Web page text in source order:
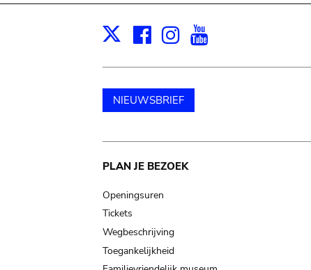
X Facebook
Instagram
NIEUWSBRIEF
Main
navigation
PLAN JE BEZOEK
Openingsuren
Tickets
Wegbeschrijving
Toegankelijkheid